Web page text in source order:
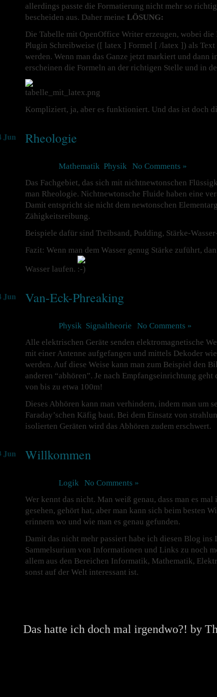
allerdings passte die Formatierung nicht mehr so
bescheiden aus. Daher meine LÖSUNG:
Die Tabelle mit OpenOffice Writer erzeugen, wobei die
Plugin Schreibweise ([ latex ] Formel [ /latex ]) als
werden. Wenn man das Ganze jetzt markiert und dann
erscheinen die Formeln an der richtigen Stelle und in
Kompliziert, ja, aber es funktioniert. Und das ist doch
Rheologie
Jun
Mathematik Physik No Comments »
Das Fachgebiet, das sich mit nichtnewtonschen
man Rheologie. Nichtnewtonsche Fluide haben eine
Damit entspricht sie nicht dem newtonschen
Zähigkeitsreibung.
Beispiele dafür sind Treibsand, Pudding, Stärke-
Fazit: Wenn man dem Wasser genug Stärke zuführt,
Wasser laufen.
Van-Eck-Phreaking
Jun
Physik Signaltheorie
No Comments »
Alle elektrischen Geräte senden elektromagnetische
mit einer Antenne aufgefangen und mittels Dekoder
werden. Auf diese Weise kann man zum Beispiel den
anderen “abhören”. Je nach Empfangseinrichtung
von bis zu etwa 100m!
Dieses Abhören kann man verhindern, indem man um
Faraday’schen Käfig baut. Bei dem Einsatz von
isolierten Geräten wird das Abhören zudem erschwert.
Willkommen
Jun
Logik No Comments »
Wer kennt das nicht. Man weiß genau, dass man es mal
gesehen, gehört hat, aber man kann sich beim besten
erinnern wo und wie man es genau gefunden.
Damit das nicht mehr passiert habe ich diesen Blog ins
Sammelsurium von Informationen und Links zu noch
allem aus den Bereichen Informatik, Mathematik,
sonst auf der Welt interessant ist.
Das hatte ich doch mal irgendwo?! by